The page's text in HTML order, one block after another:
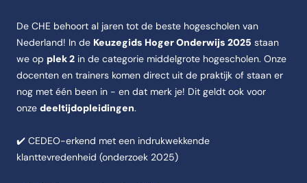
De CHE behoort al jaren tot de beste hogescholen van
Nederland! In de Keuzegids Hoger Onderwijs 2025 staan
we op plek 2 in de categorie middelgrote hogescholen. Onze
docenten en trainers komen direct uit de praktijk of staan er
nog met één been in - en dat merk je! Dit geldt ook voor
onze deeltijdopleidingen.
✔️ CEDEO-erkend met een indrukwekkende
klanttevredenheid (onderzoek 2025)